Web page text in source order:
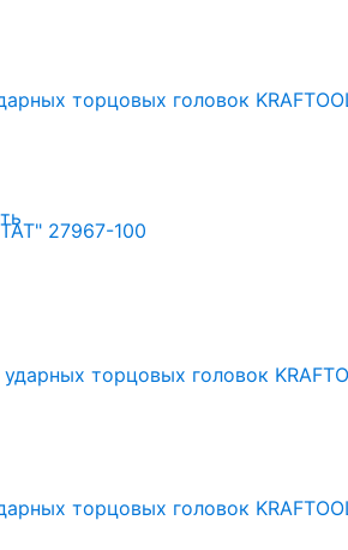
торцовых головок
торцовых головок